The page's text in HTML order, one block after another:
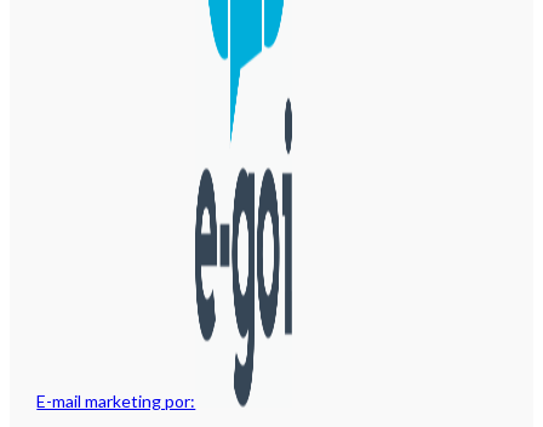
E-mail marketing por: